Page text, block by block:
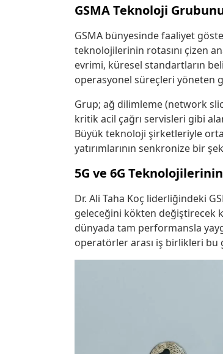
GSMA Teknoloji
GSMA bünyesinde faaliyet
teknolojilerinin rotasını çizen
evrimi, küresel standartların
operasyonel süreçleri yöneten
Grup; ağ dilimleme (network
kritik acil çağrı servisleri gibi
Büyük teknoloji şirketleriyle
yatırımlarının senkronize bir
5G ve 6G
Dr. Ali Taha Koç liderliğindeki
geleceğini kökten değiştirecek
dünyada tam performansla
operatörler arası iş birlikleri bu